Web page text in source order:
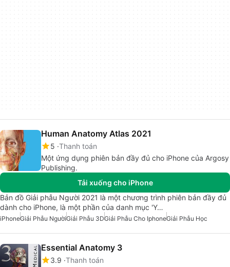
Human Anatomy Atlas 2021
5 Thanh toán
Một ứng dụng phiên bản đầy đủ cho iPhone của Argosy
Publishing.
Tải xuống cho iPhone
Bản đồ Giải phẫu Người 2021 là một chương trình phiên bản đầy đủ
dành cho iPhone, là một phần của danh mục 'Y…
iPhoneGiải Phẫu NgườiGiải Phẫu 3DGiải Phẫu Cho IphoneGiải Phẫu Học
Essential Anatomy 3
3.9 Thanh toán